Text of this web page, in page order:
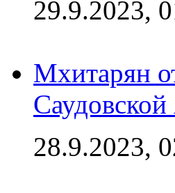
29.9.2023,
Мхитарян
28.9.2023,